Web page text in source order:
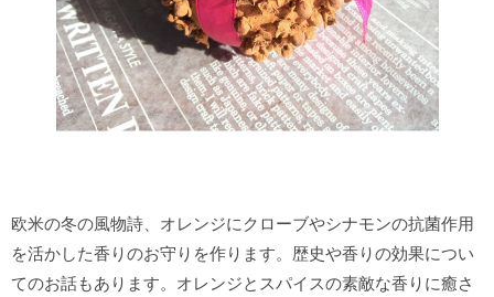
欧米の冬の風物詩、オレンジにクローブやシナモンの抗菌作用
を活かした香りのお守りを作ります。歴史や香りの効果につい
てのお話もあります。オレンジとスパイスの素敵な香りに癒さ